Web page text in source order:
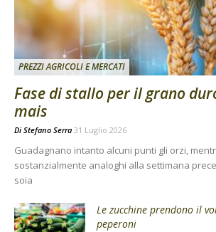
PREZZI AGRICOLI E MERCATI
Fase di stallo per il grano
mais
Di Stefano Serra 31 Luglio 2026
Guadagnano intanto alcuni punti gli orzi,
sostanzialmente analoghi alla settimana
soia
Le zucchine prendono il
peperoni